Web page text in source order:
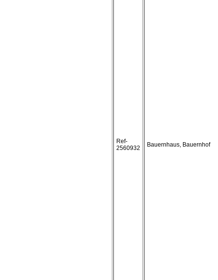
Ref-
2560932
Bauernhaus, Bauernhof